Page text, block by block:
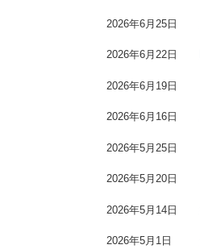
2026年6月25日
2026年6月22日
2026年6月19日
2026年6月16日
2026年5月25日
2026年5月20日
2026年5月14日
2026年5月1日